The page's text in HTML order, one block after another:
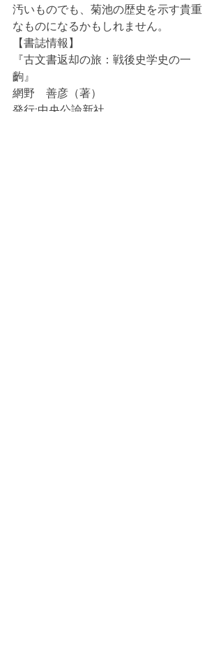
汚いものでも、菊池の歴史を示す貴重
なものになるかもしれません。
【書誌情報】
『古文書返却の旅：戦後史学史の一
齣』
網野　善彦（著）
発行:中央公論新社